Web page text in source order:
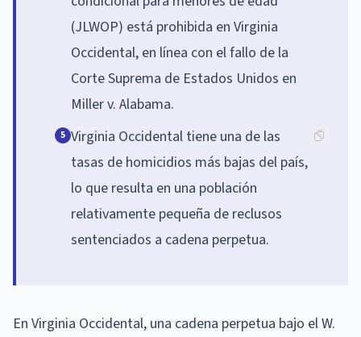
(JLWOP) está prohibida en Virginia
Occidental, en línea con el fallo de la
Corte Suprema de Estados Unidos en
Miller v. Alabama.
5 Virginia Occidental tiene una de las
tasas de homicidios más bajas del país,
lo que resulta en una población
relativamente pequeña de reclusos
sentenciados a cadena perpetua.
En Virginia Occidental, una cadena perpetua bajo el W.